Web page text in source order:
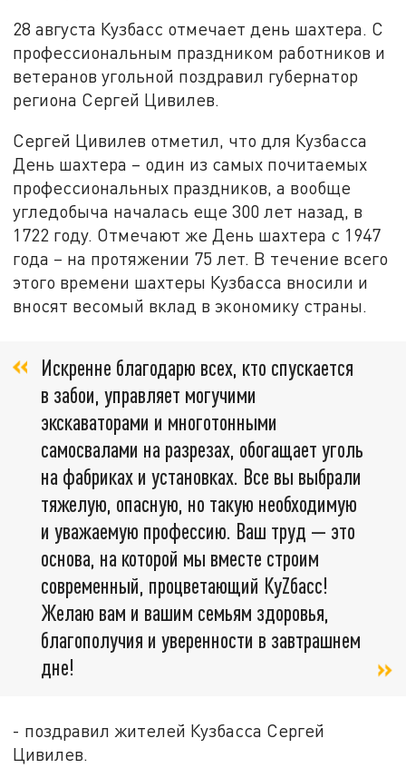
28 августа Кузбасс отмечает день шахтера. С
профессиональным праздником работников и
ветеранов угольной поздравил губернатор
региона Сергей Цивилев.
Сергей Цивилев отметил, что для Кузбасса
День шахтера – один из самых почитаемых
профессиональных праздников, а вообще
угледобыча началась еще 300 лет назад, в
1722 году. Отмечают же День шахтера с 1947
года – на протяжении 75 лет. В течение всего
этого времени шахтеры Кузбасса вносили и
вносят весомый вклад в экономику страны.
Искренне благодарю всех, кто спускается
в забои, управляет могучими
экскаваторами и многотонными
самосвалами на разрезах, обогащает уголь
на фабриках и установках. Все вы выбрали
тяжелую, опасную, но такую необходимую
и уважаемую профессию. Ваш труд — это
основа, на которой мы вместе строим
современный, процветающий КуZбасс!
Желаю вам и вашим семьям здоровья,
благополучия и уверенности в завтрашнем
дне!
- поздравил жителей Кузбасса Сергей
Цивилев.